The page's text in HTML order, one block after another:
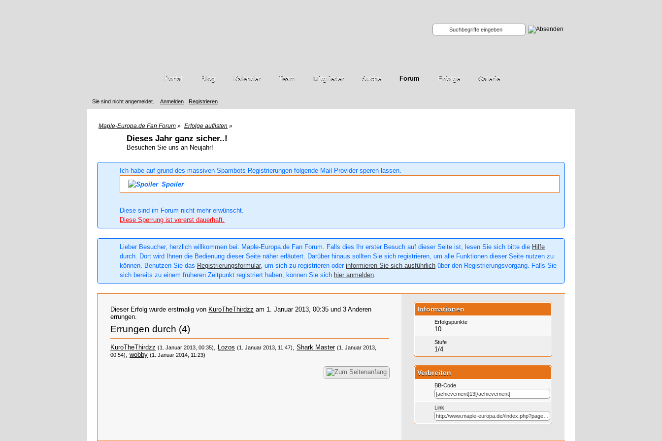
Sie sind nicht angemeldet. Anmelden Registrieren
Portal Blog Kalender Team Mitglieder Suche Forum Erfolge Galerie
Maple-Europa.de Fan Forum » Erfolge auflisten »
Dieses Jahr ganz sicher..!
Besuchen Sie uns an Neujahr!
Ich habe auf grund des massiven Spambots Registrierungen folgende Mail-Provider speren lassen.
Spoiler
Diese sind im Forum nicht mehr erwünscht.
Diese Sperrung ist vorerst dauerhaft.
Lieber Besucher, herzlich willkommen bei: Maple-Europa.de Fan Forum. Falls dies Ihr erster Besuch auf dieser Seite ist, lesen Sie sich bitte die Hilfe
durch. Dort wird Ihnen die Bedienung dieser Seite näher erläutert. Darüber hinaus sollten Sie sich registrieren, um alle Funktionen dieser Seite nutzen zu
können. Benutzen Sie das Registrierungsformular, um sich zu registrieren oder informieren Sie sich ausführlich über den Registrierungsvorgang. Falls Sie
sich bereits zu einem früheren Zeitpunkt registriert haben, können Sie sich hier anmelden.
Dieser Erfolg wurde erstmalig von KuroTheThirdzz am 1. Januar 2013, 00:35 und 3 Anderen
errungen.
Errungen durch (4)
KuroTheThirdzz (1. Januar 2013, 00:35), Lozos (1. Januar 2013, 11:47), Shark Master (1. Januar 2013,
00:54), wobby (1. Januar 2014, 11:23)
Informationen
Erfolgspunkte
10
Stufe
1/4
Verbreiten
BB-Code
Link